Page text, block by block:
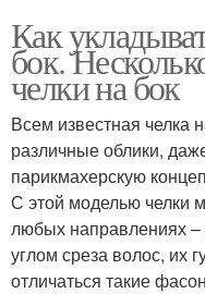
Как
бок.
челки на бок
Всем известная челка
различные облики,
парикмахерскую
С этой моделью челки
любых направлениях
углом среза волос, их
отличаться такие